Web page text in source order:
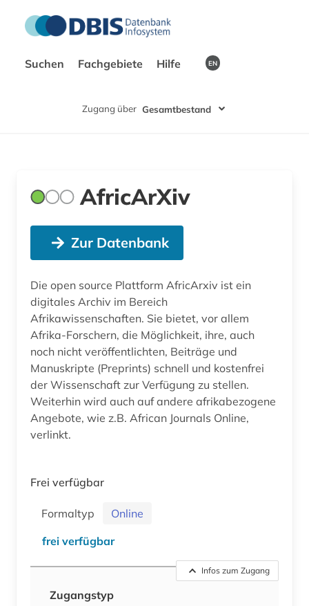
Suchen Fachgebiete Hilfe EN
Zugang über Gesamtbestand
AfricArXiv
Zur Datenbank
Die open source Plattform AfricArxiv ist ein
digitales Archiv im Bereich
Afrikawissenschaften. Sie bietet, vor allem
Afrika-Forschern, die Möglichkeit, ihre, auch
noch nicht veröffentlichten, Beiträge und
Manuskripte (Preprints) schnell und kostenfrei
der Wissenschaft zur Verfügung zu stellen.
Weiterhin wird auch auf andere afrikabezogene
Angebote, wie z.B. African Journals Online,
verlinkt.
Frei verfügbar
Formaltyp
Online
frei verfügbar
Infos zum Zugang
Zugangstyp